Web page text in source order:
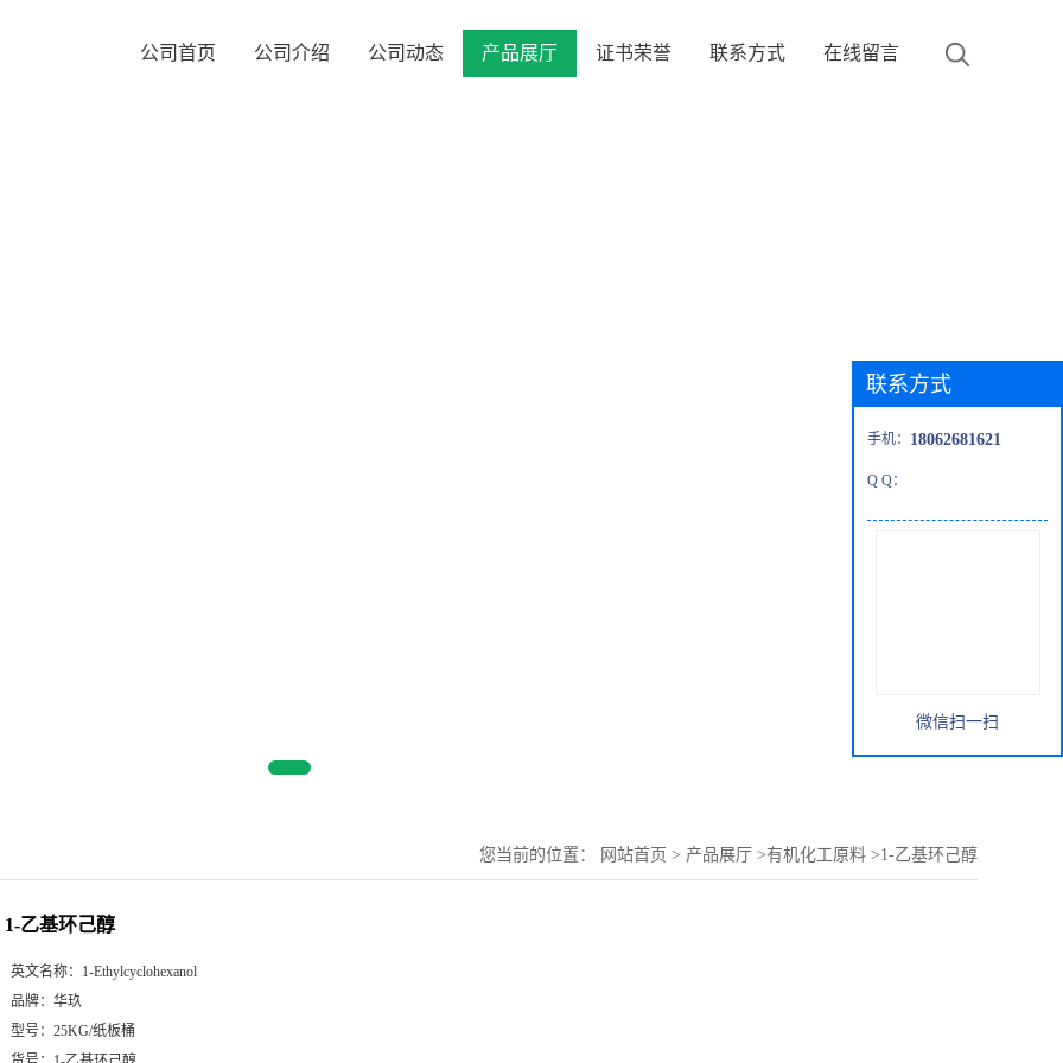
公司首页 公司介绍 公司动态 产品展厅 证书荣誉 联系方式 在线留言
您当前的位置： 网站首页 > 产品展厅 >有机化工原料 >1-乙基环己醇
1-乙基环己醇
英文名称： 1-Ethylcyclohexanol
品牌： 华玖
型号： 25KG/纸板桶
联系方式
手机： 18062681621
Q Q：
微信扫一扫